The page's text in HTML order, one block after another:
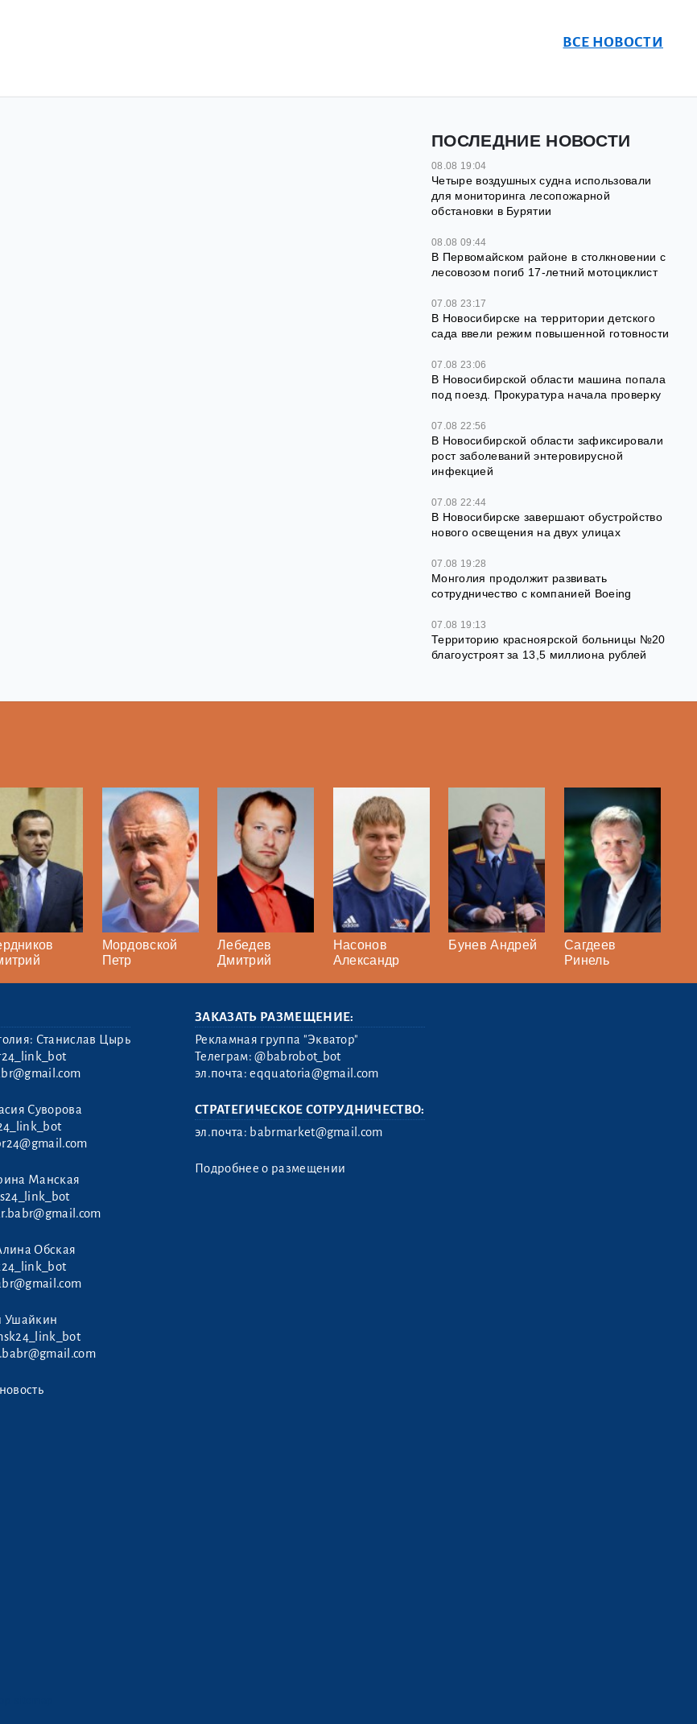
ВСЕ НОВОСТИ
ПОСЛЕДНИЕ НОВОСТИ
08.08 19:04
Четыре воздушных судна использовали
для мониторинга лесопожарной
обстановки в Бурятии
08.08 09:44
В Первомайском районе в столкновении с
лесовозом погиб 17-летний мотоциклист
07.08 23:17
В Новосибирске на территории детского
сада ввели режим повышенной готовности
07.08 23:06
В Новосибирской области машина попала
под поезд. Прокуратура начала проверку
07.08 22:56
В Новосибирской области зафиксировали
рост заболеваний энтеровирусной
инфекцией
07.08 22:44
В Новосибирске завершают обустройство
нового освещения на двух улицах
07.08 19:28
Монголия продолжит развивать
сотрудничество с компанией Boeing
07.08 19:13
Территорию красноярской больницы №20
благоустроят за 13,5 миллиона рублей
Мордовской
Петр
Лебедев
Дмитрий
Насонов
Александр
Бунев Андрей
Сагдеев
Ринель
Станислав Цырь
Суворова
Манская
Обская
Ушайкин
ЗАКАЗАТЬ РАЗМЕЩЕНИЕ:
Рекламная группа "Экватор"
Телеграм:@babrobot_bot
эл.почта:eqquatoria@gmail.com
СТРАТЕГИЧЕСКОЕ СОТРУДНИЧЕСТВО:
эл.почта: babrmarket@gmail.com
Подробнее о размещении